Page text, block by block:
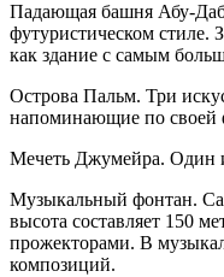
Падающая башня Абу-
футуристическом стиле.
как здание с самым
Острова Пальм. Три
напоминающие по
Мечеть Джумейра. Один
Музыкальный фонтан.
высота составляет 150
прожекторами. В
композиций.